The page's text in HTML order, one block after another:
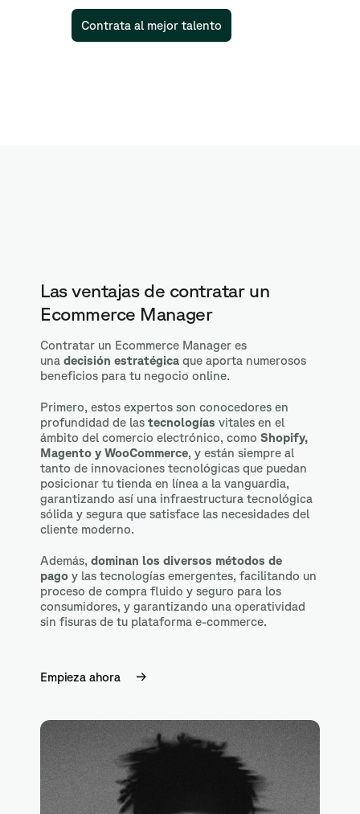
Contrata al mejor talento
Las ventajas de contratar un
Ecommerce Manager
Contratar un Ecommerce Manager es
una decisión estratégica que aporta numerosos
beneficios para tu negocio online.
Primero, estos expertos son conocedores en
profundidad de las tecnologías vitales en el
ámbito del comercio electrónico, como Shopify,
Magento y WooCommerce, y están siempre al
tanto de innovaciones tecnológicas que puedan
posicionar tu tienda en línea a la vanguardia,
garantizando así una infraestructura tecnológica
sólida y segura que satisface las necesidades del
cliente moderno.
Además, dominan los diversos métodos de
pago y las tecnologías emergentes, facilitando un
proceso de compra fluido y seguro para los
consumidores, y garantizando una operatividad
sin fisuras de tu plataforma e-commerce.
Empieza ahora